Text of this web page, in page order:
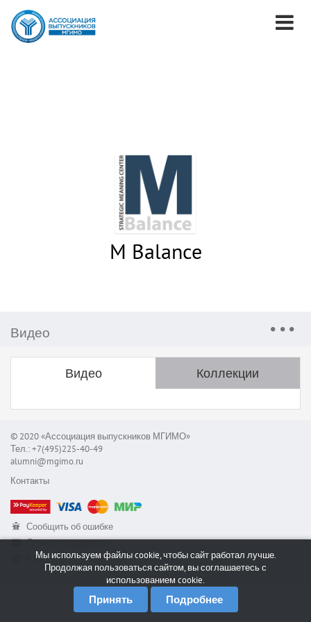
M Balance
Видео
Видео Коллекции
© 2020 «Ассоциация выпускников МГИМО»
Тел.: +7(495)225-40-49
alumni@mgimo.ru
Контакты
Сообщить об ошибке
Служба поддержки
RSSМы используем файлы cookie, чтобы сайт работал лучше.
Продолжая пользоваться сайтом, вы соглашаетесь с
использованием cookie.
Принять Подробнее